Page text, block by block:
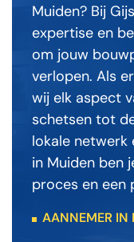
Muiden? Bij
expertise en
om jouw
verlopen. Als
wij elk aspect
schetsen tot
lokale netwerk
in Muiden ben
proces en een
AANNEMER IN